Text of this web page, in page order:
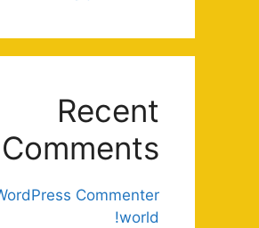
Recent
Comments
Commenter
world!